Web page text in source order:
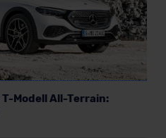
Modell All-Terrain: